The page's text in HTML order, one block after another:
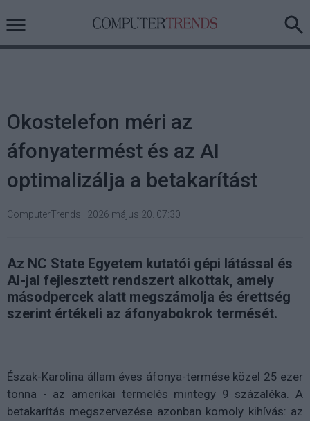
Okostelefon méri az
áfonyatermést és az AI
optimalizálja a betakarítást
ComputerTrends 2026 május 20. 07:30
Az NC State Egyetem kutatói gépi látással és
AI-jal fejlesztett rendszert alkottak, amely
másodpercek alatt megszámolja és érettség
szerint értékeli az áfonyabokrok termését.
Észak-Karolina állam éves áfonya-termése közel 25 ezer
tonna - az amerikai termelés mintegy 9 százaléka. A
betakarítás megszervezése azonban komoly kihívás: az